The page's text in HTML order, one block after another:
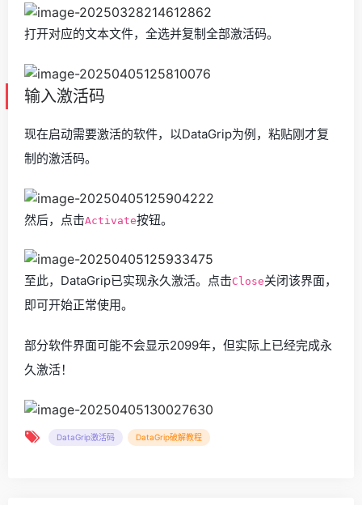
打开对应的文本文件，全选并复制全部激活码。
输入激活码
现在启动需要激活的软件，以DataGrip为例，粘贴刚才复
制的激活码。
然后，点击Activate按钮。
至此，DataGrip已实现永久激活。点击Close关闭该界面，
即可开始正常使用。
部分软件界面可能不会显示2099年，但实际上已经完成永
久激活！
DataGrip激活码 DataGrip破解教程